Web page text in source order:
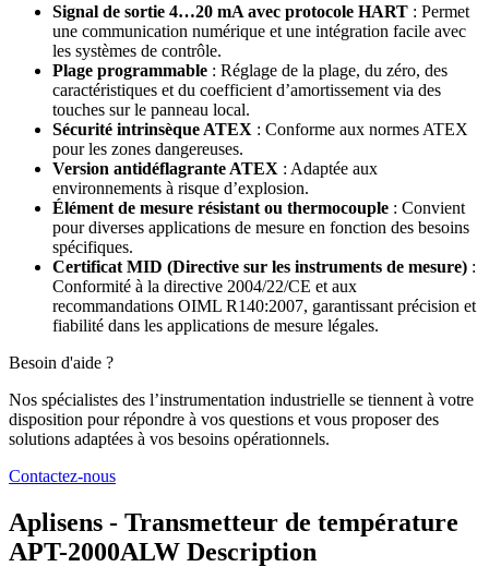
Signal de sortie 4…20 mA avec protocole HART : Permet
une communication numérique et une intégration facile avec
les systèmes de contrôle.
Plage programmable : Réglage de la plage, du zéro, des
caractéristiques et du coefficient d’amortissement via des
touches sur le panneau local.
Sécurité intrinsèque ATEX : Conforme aux normes ATEX
pour les zones dangereuses.
Version antidéflagrante ATEX : Adaptée aux
environnements à risque d’explosion.
Élément de mesure résistant ou thermocouple : Convient
pour diverses applications de mesure en fonction des besoins
spécifiques.
Certificat MID (Directive sur les instruments de mesure) :
Conformité à la directive 2004/22/CE et aux
recommandations OIML R140:2007, garantissant précision et
fiabilité dans les applications de mesure légales.
Besoin d'aide ?
Nos spécialistes des l’instrumentation industrielle se tiennent à votre
disposition pour répondre à vos questions et vous proposer des
solutions adaptées à vos besoins opérationnels.
Contactez-nous
Aplisens - Transmetteur de température
APT-2000ALW Description